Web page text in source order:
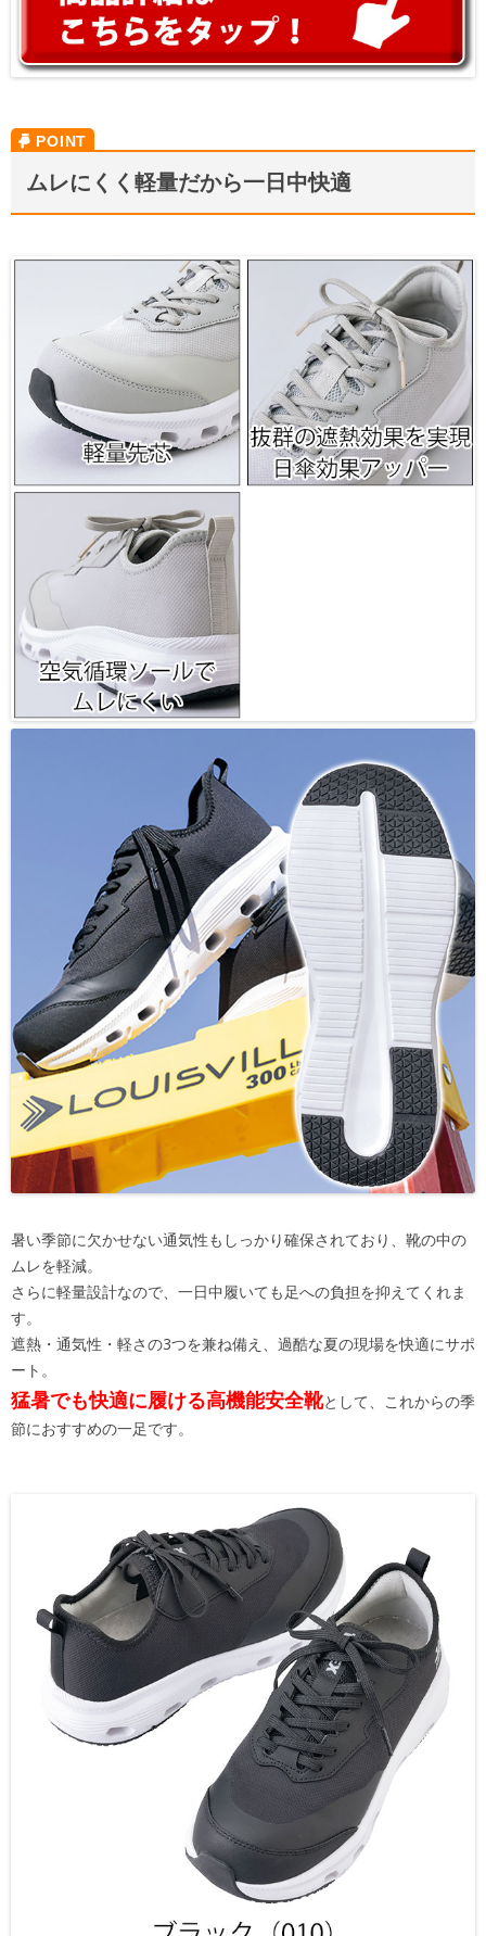
ムレにくく軽量だから一日中快適
暑い季節に欠かせない通気性もしっかり確保されており、靴の中の
ムレを軽減。
さらに軽量設計なので、一日中履いても足への負担を抑えてくれま
す。
遮熱・通気性・軽さの3つを兼ね備え、過酷な夏の現場を快適にサポ
ート。
猛暑でも快適に履ける高機能安全靴として、これからの季
節におすすめの一足です。